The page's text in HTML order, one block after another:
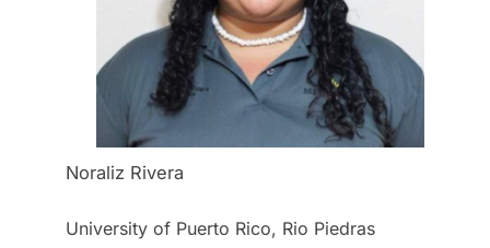
Noraliz Rivera
University of Puerto Rico, Rio Piedras